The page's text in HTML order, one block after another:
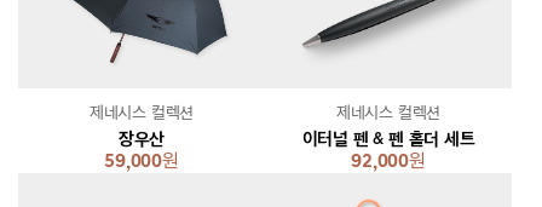
장우산
59,000원
제네시스 컬렉션
이터널 펜 & 펜 홀더 세트
92,000원
제네시스 컬렉션